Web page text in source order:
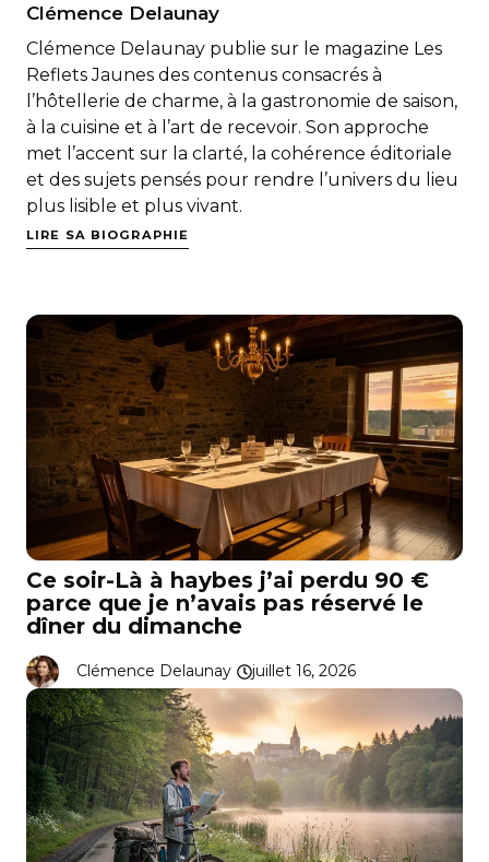
Clémence Delaunay
Clémence Delaunay publie sur le magazine Les
Reflets Jaunes des contenus consacrés à
l’hôtellerie de charme, à la gastronomie de saison,
à la cuisine et à l’art de recevoir. Son approche
met l’accent sur la clarté, la cohérence éditoriale
et des sujets pensés pour rendre l’univers du lieu
plus lisible et plus vivant.
LIRE SA BIOGRAPHIE
Ce soir-Là à haybes j’ai perdu 90 €
parce que je n’avais pas réservé le
dîner du dimanche
Clémence Delaunay juillet 16, 2026